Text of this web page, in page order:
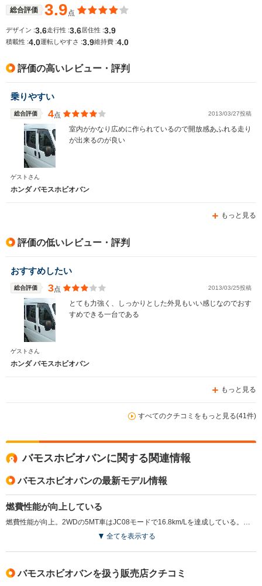
排気量
駆動方式
656cc
MR、4WD
総合評価 3.9点
デザイン :3.6走行性 :3.6居住性 :3.9
積載性 :4.0運転しやすさ :3.9維持費 :4.0
評価の高いレビュー・評判
乗りやすい
総合評価 4点 2013/03/27投稿
室内がかなり広めに作られているので開放感あふれる走り
が出来るのが良い
ゲストさん
ホンダ バモスホビオバン
もっと見る
評価の低いレビュー・評判
おすすめしたい
総合評価 3点 2013/03/25投稿
とても力強く、しっかりとした外見もいい感じなのでおす
すめできる一台である
ゲストさん
ホンダ バモスホビオバン
もっと見る
すべてのクチコミをもっと見る(41件)
バモスホビオバンに関する関連情報
バモスホビオバンの最新モデル情報
燃費性能が向上している
全てを表示する
バモスホビオバンを扱う販売店クチコミ